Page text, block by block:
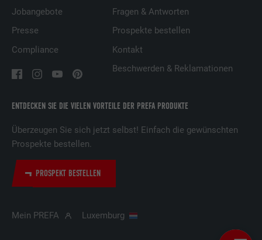
ENTDECKEN SIE DIE VIELEN VORTEILE DER PREFA PRODUKTE
Überzeugen Sie sich jetzt selbst! Einfach die gewünschten
Prospekte bestellen.
PROSPEKT BESTELLEN
Jobangebote
Presse
Compliance
Fragen & Antworten
Prospekte bestellen
Kontakt
Beschwerden & Reklamationen
Mein PREFA Luxemburg
Name
Anbieter
Laufzeit
Zweck
Verwendet vom Social-Networking-Dienst
Verwendung von eingebetteten
Dienstleistungen.
Name lissc
Anbieter LinkedIn